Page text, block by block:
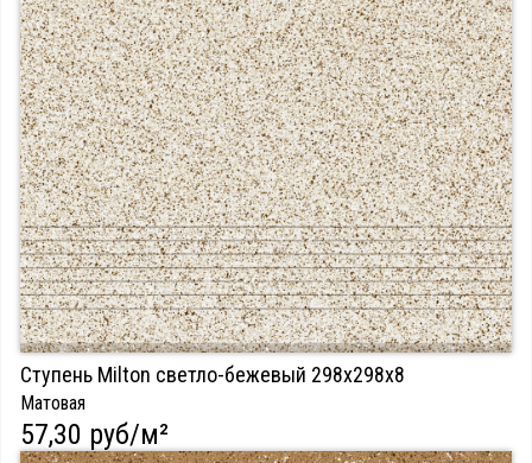
Ступень Milton светло-бежевый 298х298х8
Матовая
57,30 руб/м²